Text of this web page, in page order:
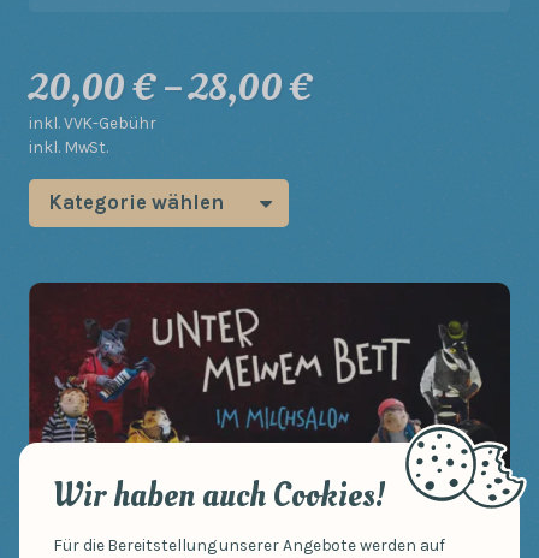
20,00€–28,00€
inkl. VVK-Gebühr
inkl. MwSt.
Kategorie wählen
Wir haben auch Cookies!
Für die Bereitstellung unserer Angebote werden auf